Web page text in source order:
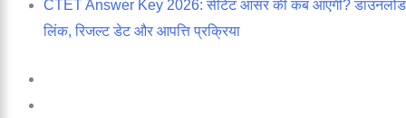
CTET Answer Key 2026: सीटेट आंसर की कब आएगी? डाउनलोड
लिंक, रिजल्ट डेट और आपत्ति प्रक्रिया